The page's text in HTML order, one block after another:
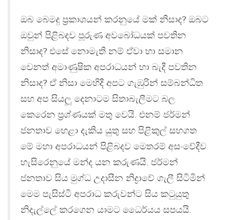
ඔබ බෙමදු ප‍්‍රකාශයන් කරනුයේ මක් නිසාද? ඔබට
ඔවුන් පිළිබදව පූරුණ අවබෝධයක් පවතින
නිසාද? එසේ නොමැති නම් ඒවා හා සමාන
වෙනත් අමාණුෂික අපරාධයන් හා බැදී පවතින
නිසාද? ඒ නිසා මෙහිදී අපට ගැඹුරින් සම්බන්ධිත
සහ අප සියලූ දෙනාටම සිතාබැලීමට බල
කෙරෙන ප‍්‍රශ්ණයක් මතු වෙයි. එනම් ජර්මන්
ජනතාව හෙළා දැකිය යුතු සහ පිළිකුල් සහගත
මේ මහා අපරාධයන් පිළිබදව මෙතරම් අසංවේදීව
හැසිරෙනුයේ මන්ද යන කරුණයි. ජර්මන්
ජනතාව සිය මුග්ධ උදාසීන නිද්‍රාවේ ගැලී සිටිමින්
මෙම පැසිස්ටි අපරාධ කරුවන්ට සිය කටුයුතු
නිදැල්ලේ කරගෙන යාමට ධෛර්යය සපයයි.